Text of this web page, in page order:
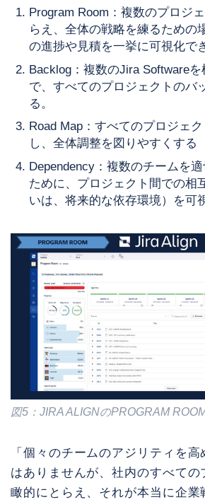
Program Room：複数のプロジ
らえ、全体の戦略を練るための
の進捗や見積を一挙に可視化で
Backlog：複数のJira Software
で、すべてのプロジェクトのバ
る。
Road Map：すべてのプロジェ
し、全体調整を図りやすくする
Dependency：複数のチームを
ために、プロジェクト間での相
いは、将来的な依存環境）を可
図5：JIRA ALIGNのPROGRAM
「個々のチームのアジリティを
はありませんが、社内のすべての
瞰的にとらえ、それが本当に企業